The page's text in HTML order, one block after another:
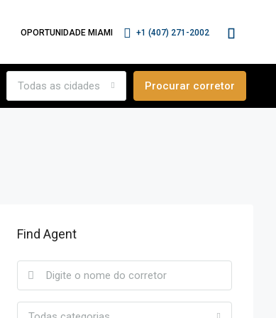
OPORTUNIDADE MIAMI +1 (407) 271-2002
Todas as cidades Procurar corretor
Find Agent